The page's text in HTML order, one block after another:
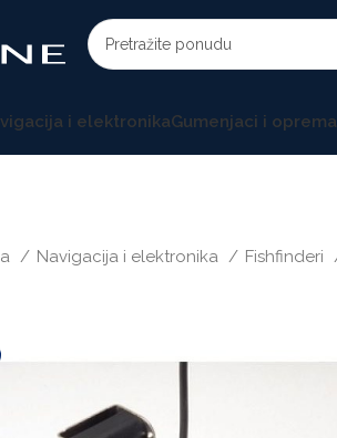
i elektronikaGumenjaci i oprema
Navigacija i elektronika Fishfinderi